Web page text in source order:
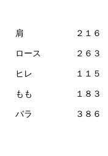
肩 ２１６
ロース ２６
ヒレ １１
もも １８３
バラ ３８６